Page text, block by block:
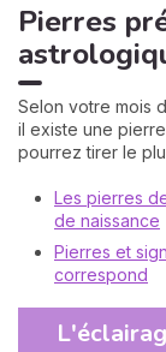
Pierres
Selon votre mois
il existe une
pourrez tirer le
Les pierres
de naissance
Pierres et
correspond